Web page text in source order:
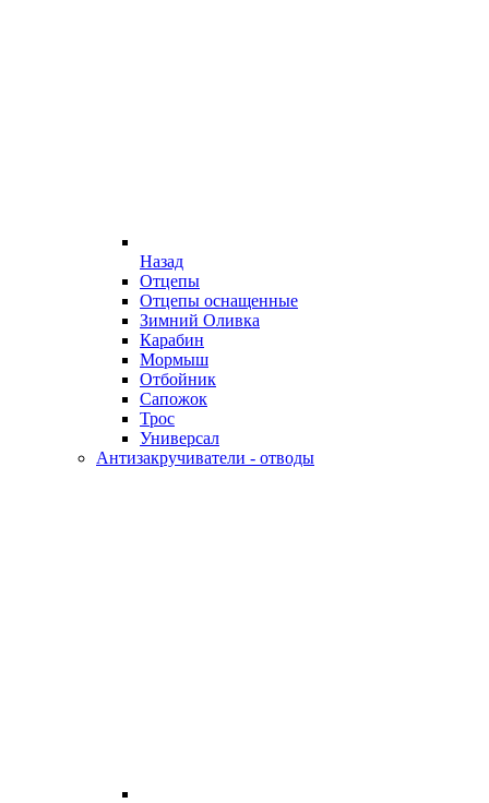
Назад
Отцепы
Отцепы оснащенные
Зимний Оливка
Карабин
Мормыш
Отбойник
Сапожок
Трос
Универсал
Антизакручиватели - отводы